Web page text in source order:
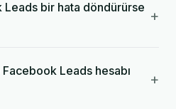
bir hata döndürürse +
Leads hesabı
+